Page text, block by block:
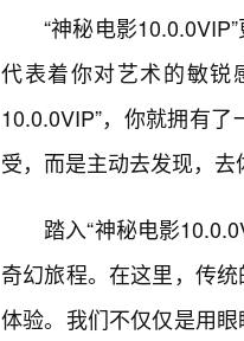
“神秘电影
代表着你对艺术的敏锐
10.0.0VIP”，你就拥有
受，而是主动去发现，去
踏入“神秘电影
奇幻旅程。在这里，传
体验。我们不仅仅是用